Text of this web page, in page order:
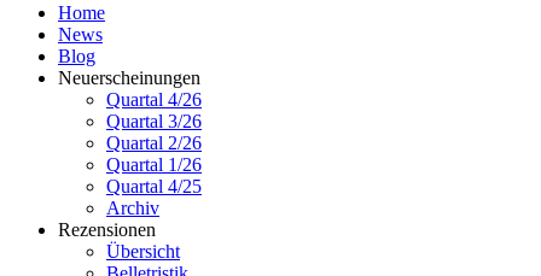
Home
News
Blog
Neuerscheinungen
Quartal 4/26
Quartal 3/26
Quartal 2/26
Quartal 1/26
Quartal 4/25
Archiv
Rezensionen
Übersicht